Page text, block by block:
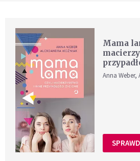
Mama
Anna Weber,